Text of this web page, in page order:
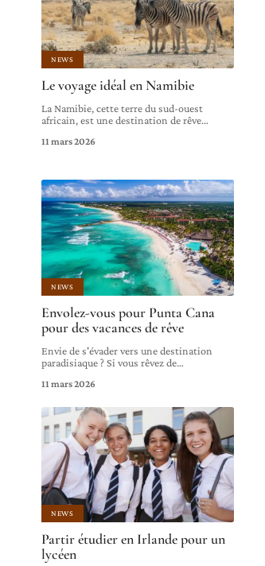
NEWS
Le voyage idéal en Namibie
La Namibie, cette terre du sud-ouest
africain, est une destination de rêve…
11 mars 2026
NEWS
Envolez-vous pour Punta Cana
pour des vacances de rêve
Envie de s'évader vers une destination
paradisiaque ? Si vous rêvez de…
11 mars 2026
NEWS
Partir étudier en Irlande pour un
lycéen